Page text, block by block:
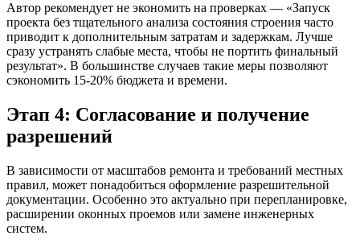
Автор рекомендует не экономить на проверках — «Запуск
проекта без тщательного анализа состояния строения часто
приводит к дополнительным затратам и задержкам. Лучше
сразу устранять слабые места, чтобы не портить финальный
результат». В большинстве случаев такие меры позволяют
сэкономить 15-20% бюджета и времени.
Этап 4: Согласование и получение
разрешений
В зависимости от масштабов ремонта и требований местных
правил, может понадобиться оформление разрешительной
документации. Особенно это актуально при перепланировке,
расширении оконных проемов или замене инженерных
систем.